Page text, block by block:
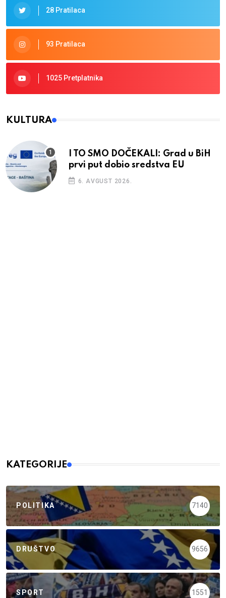
28 Pratilaca
93 Pratilaca
1025 Pretplatnika
KULTURA
I TO SMO DOČEKALI: Grad u BiH
prvi put dobio sredstva EU
6. AVGUST 2026.
KATEGORIJE
POLITIKA 7140
DRUŠTVO 9656
SPORT 1551